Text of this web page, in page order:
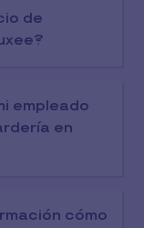
de
empleado
en
cómo